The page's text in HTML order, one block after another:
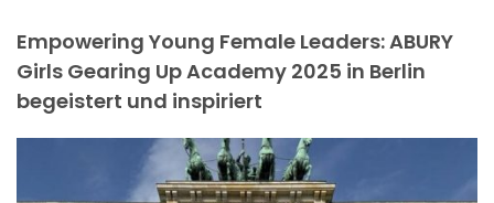
Empowering Young Female Leaders: ABURY
Girls Gearing Up Academy 2025 in Berlin
begeistert und inspiriert